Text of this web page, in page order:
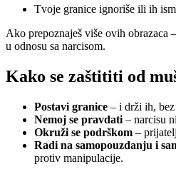
Tvoje granice ignoriše ili ih
Ako prepoznaješ više ovih obrazaca
u odnosu sa narcisom.
Kako se zaštititi od
Postavi granice – i drži ih,
Nemoj se pravdati – narcisu
Okruži se podrškom –
Radi na samopouzdanju i
protiv manipulacije.